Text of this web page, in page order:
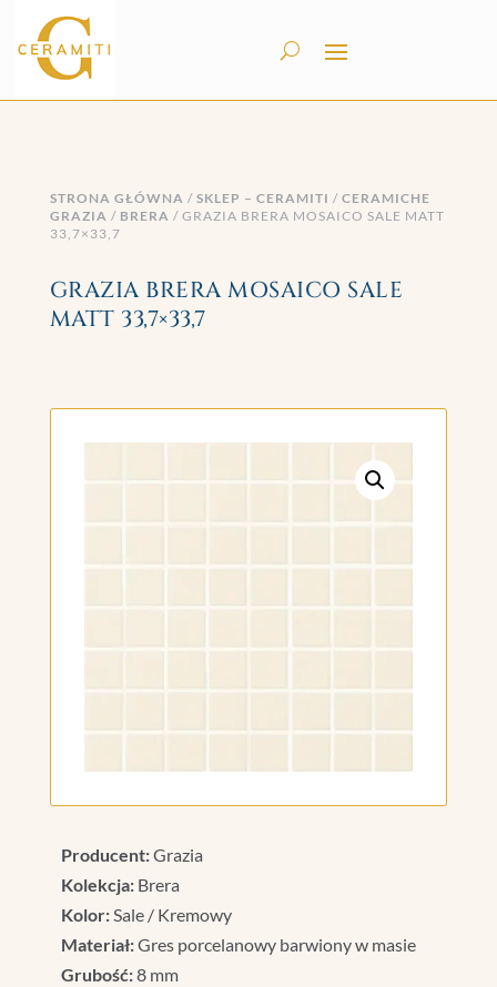
STRONA GŁÓWNA / SKLEP – CERAMITI / CERAMICHE
GRAZIA / BRERA / GRAZIA BRERA MOSAICO SALE MATT
33,7×33,7
GRAZIA BRERA MOSAICO SALE
MATT 33,7×33,7
Producent:Grazia
Kolekcja:Brera
Kolor:Sale / Kremowy
Materiał:Gres porcelanowy barwiony w masie
Grubość:8 mm